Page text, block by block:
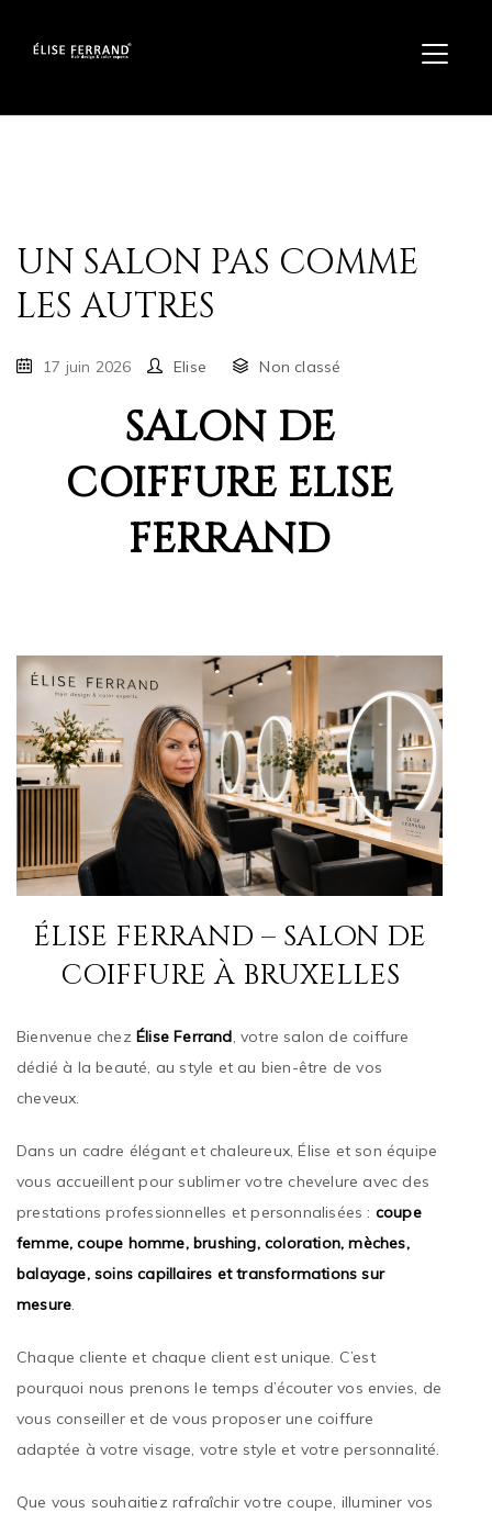
UN SALON PAS COMME
LES AUTRES
17 juin 2026 Elise Non classé
SALON DE
COIFFURE ELISE
FERRAND
ÉLISE FERRAND – SALON DE
COIFFURE À BRUXELLES
Bienvenue chez Élise Ferrand, votre salon de coiffure
dédié à la beauté, au style et au bien-être de vos
cheveux.
Dans un cadre élégant et chaleureux, Élise et son équipe
vous accueillent pour sublimer votre chevelure avec des
prestations professionnelles et personnalisées : coupe
femme, coupe homme, brushing, coloration, mèches,
balayage, soins capillaires et transformations sur
mesure.
Chaque cliente et chaque client est unique. C’est
pourquoi nous prenons le temps d’écouter vos envies, de
vous conseiller et de vous proposer une coiffure
adaptée à votre visage, votre style et votre personnalité.
Que vous souhaitiez rafraîchir votre coupe, illuminer vos